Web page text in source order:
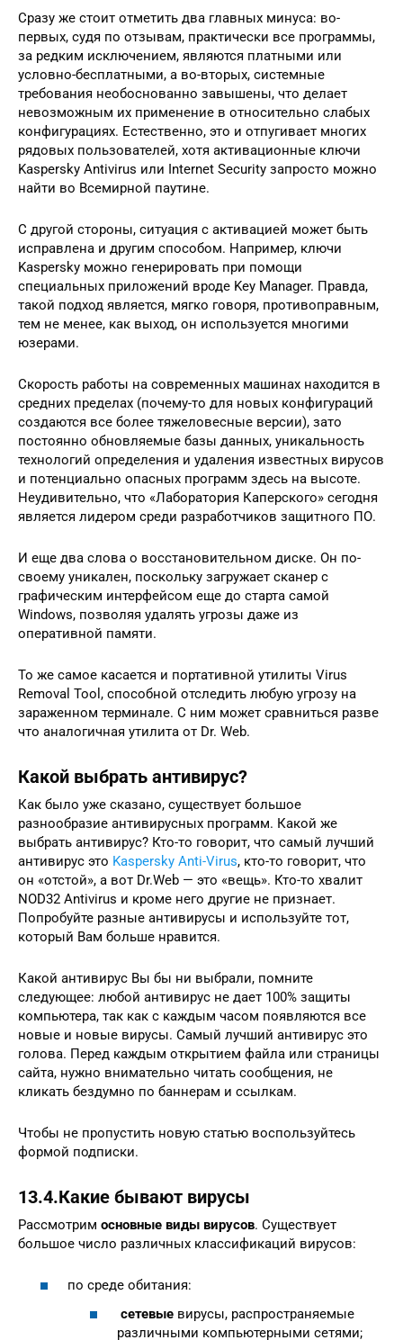
Сразу же стоит отметить два главных минуса: во-
первых, судя по отзывам, практически все программы,
за редким исключением, являются платными или
условно-бесплатными, а во-вторых, системные
требования необоснованно завышены, что делает
невозможным их применение в относительно слабых
конфигурациях. Естественно, это и отпугивает многих
рядовых пользователей, хотя активационные ключи
Kaspersky Antivirus или Internet Security запросто можно
найти во Всемирной паутине.
С другой стороны, ситуация с активацией может быть
исправлена и другим способом. Например, ключи
Kaspersky можно генерировать при помощи
специальных приложений вроде Key Manager. Правда,
такой подход является, мягко говоря, противоправным,
тем не менее, как выход, он используется многими
юзерами.
Скорость работы на современных машинах находится в
средних пределах (почему-то для новых конфигураций
создаются все более тяжеловесные версии), зато
постоянно обновляемые базы данных, уникальность
технологий определения и удаления известных вирусов
и потенциально опасных программ здесь на высоте.
Неудивительно, что «Лаборатория Каперского» сегодня
является лидером среди разработчиков защитного ПО.
И еще два слова о восстановительном диске. Он по-
своему уникален, поскольку загружает сканер с
графическим интерфейсом еще до старта самой
Windows, позволяя удалять угрозы даже из
оперативной памяти.
То же самое касается и портативной утилиты Virus
Removal Tool, способной отследить любую угрозу на
зараженном терминале. С ним может сравниться разве
что аналогичная утилита от Dr. Web.
Какой выбрать антивирус?
Как было уже сказано, существует большое
разнообразие антивирусных программ. Какой же
выбрать антивирус? Кто-то говорит, что самый лучший
антивирус это Kaspersky Anti-Virus, кто-то говорит, что
он «отстой», а вот Dr.Web — это «вещь». Кто-то хвалит
NOD32 Antivirus и кроме него другие не признает.
Попробуйте разные антивирусы и используйте тот,
который Вам больше нравится.
Какой антивирус Вы бы ни выбрали, помните
следующее: любой антивирус не дает 100% защиты
компьютера, так как с каждым часом появляются все
новые и новые вирусы. Самый лучший антивирус это
голова. Перед каждым открытием файла или страницы
сайта, нужно внимательно читать сообщения, не
кликать бездумно по баннерам и ссылкам.
Чтобы не пропустить новую статью воспользуйтесь
формой подписки.
13.4.Какие бывают вирусы
Рассмотрим основные виды вирусов. Существует
большое число различных классификаций вирусов:
по среде обитания:
сетевые вирусы, распространяемые
различными компьютерными сетями;